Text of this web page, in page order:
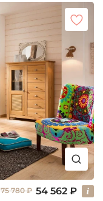
75 780 ₽ 54 562 ₽